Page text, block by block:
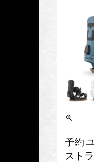
予約
スト